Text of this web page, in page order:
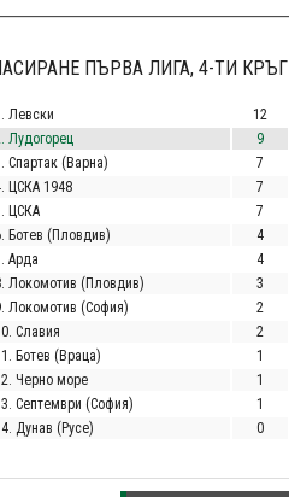
ПЪРВА ЛИГА, 4-ТИ КРЪГ
Левски
12
Лудогорец
9
Спартак (Варна)
7
ЦСКА 1948
7
ЦСКА
7
Ботев (Пловдив)
4
Арда
4
Локомотив (Пловдив)
3
Локомотив (София)
2
Славия
2
Ботев (Враца)
1
Черно море
1
Септември (София)
1
Дунав (Русе)
0